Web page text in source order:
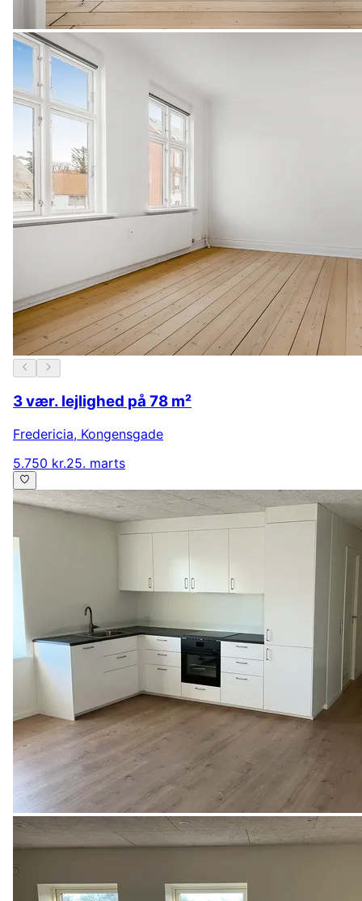
3 vær. lejlighed på 78 m²
Fredericia, Kongensgade
5.750 kr.25. marts